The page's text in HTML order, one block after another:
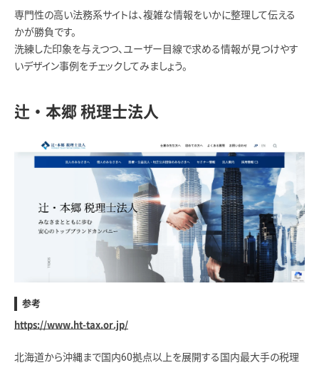
専門性の高い法務系サイトは、複雑な情報をいかに整理して伝える
かが勝負です。
洗練した印象を与えつつ、ユーザー目線で求める情報が見つけやす
いデザイン事例をチェックしてみましょう。
辻・本郷 税理士法人
参考
https://www.ht-tax.or.jp/
北海道から沖縄まで国内60拠点以上を展開する国内最大手の税理